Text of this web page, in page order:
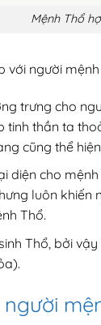
Mệnh Thổ
với người
trưng cho
tinh thần ta
cũng thể
diện cho
luôn khiến
Thổ.
Thổ, bởi